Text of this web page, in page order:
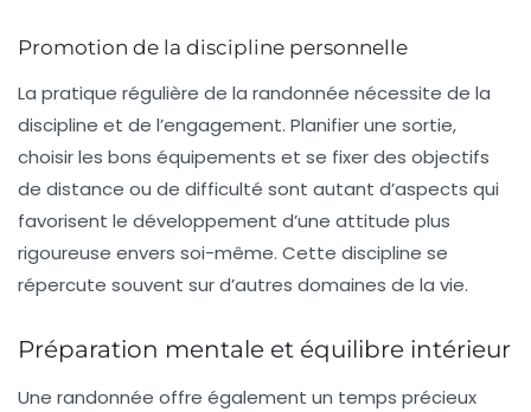
Promotion de la discipline personnelle
La pratique régulière de la randonnée nécessite de la
discipline et de l’engagement. Planifier une sortie,
choisir les bons équipements et se fixer des objectifs
de distance ou de difficulté sont autant d’aspects qui
favorisent le développement d’une attitude plus
rigoureuse envers soi-même. Cette discipline se
répercute souvent sur d’autres domaines de la vie.
Préparation mentale et équilibre intérieur
Une randonnée offre également un temps précieux